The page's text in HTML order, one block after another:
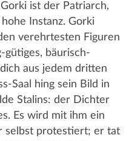
ist der Patriarch,
Instanz. Gorki
verehrtesten Figuren
gütiges, bäurisch-
aus jedem dritten
Saal hing sein Bild in
Stalins: der Dichter
Es wird mit ihm ein
selbst protestiert; er tat